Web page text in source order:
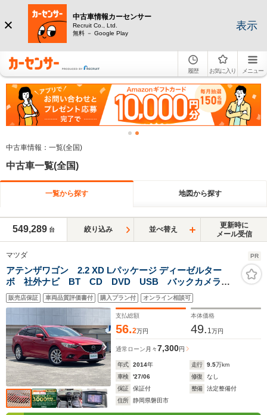
中古車情報カーセンサー
Recruit Co., Ltd.
無料 － Google Play
表示
履歴 お気に入り メニュー
中古車情報：一覧(全国)
中古車一覧(全国)
一覧から探す 地図から探す
549,289 台 絞り込み 並べ替え
更新時に
メール受信
マツダ PR
アテンザワゴン 2.2 XD Lパッケージ ディーゼルター
ボ 社外ナビ BT CD DVD USB バックカメラ
オートライト ETC シートヒーター シートメモリ
純正アルミホイール 純正フロアマット ドアバイザ
ー ラバーラゲッジマット プッシュスタート
販売店保証 車両品質評価書付 購入プラン付 オンライン相談可
支払総額
56.2万円
本体価格
49. 1万円
通常ローン 月々7,300円
年式 2014年 走行 9.5万km
車検
'27/06 修復
なし
保証
保証付 整備
法定整備付
住所
静岡県磐田市